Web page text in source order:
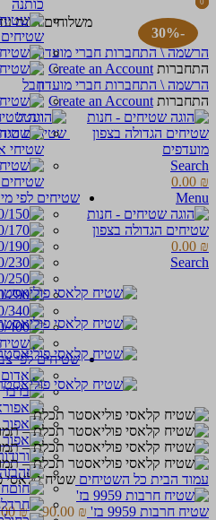
משלוחים חינם
הרשמה \ התחברות חברי מועדון
התחברות Create an Account
הרשמה \ התחברות חברי מועדון
התחברות Create an Account
מועדפים
Search
0
0.00 ₪
Menu
0
0.00 ₪
Search
כותנה
שטיחים
חבל
וינטג'
שטיחי
שטיחים לפי
שטיחים לפי
בז'
-30%
עמוד הבית כל השטיחים שטיח קלאסי
שטיח חרבות 9959 בז' 90.00 ₪
–
₪